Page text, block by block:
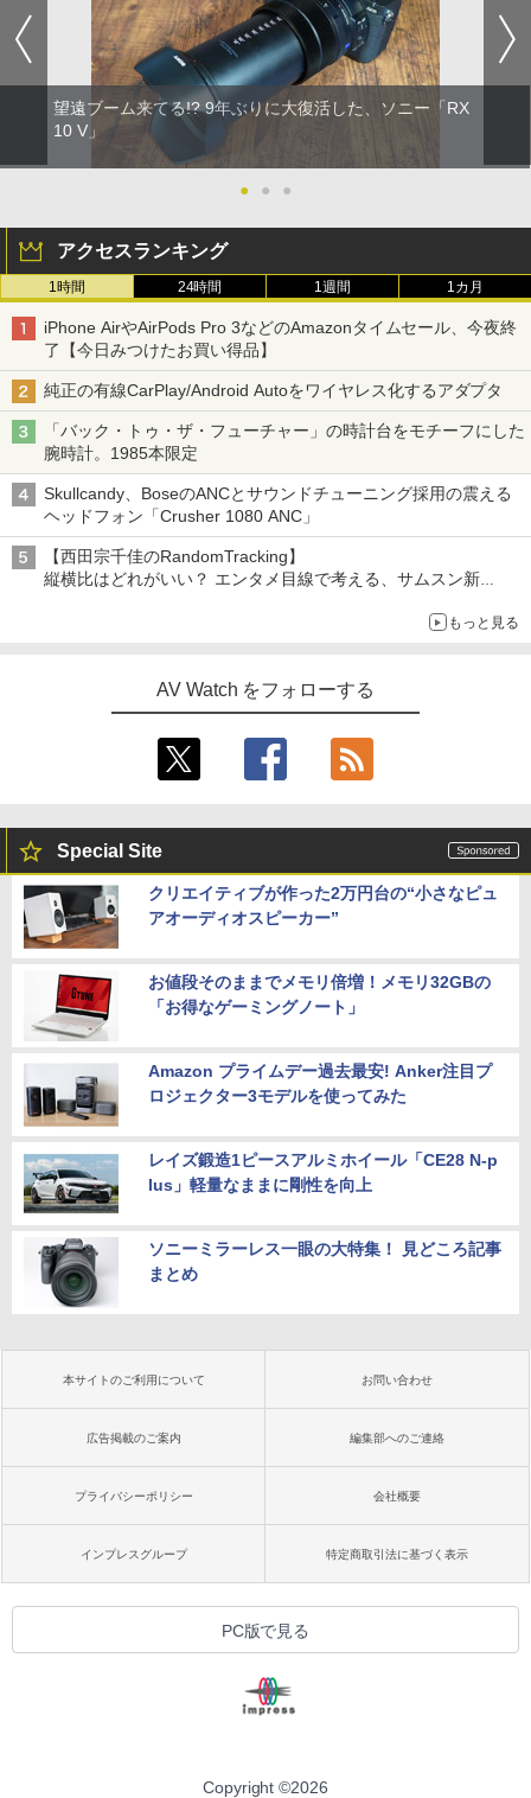
望遠ブーム来てる!? 9年ぶりに大復活した、ソニー「RX
10 V」
● ● ●
アクセスランキング
1時間 24時間 1週間 1カ月
iPhone AirやAirPods Pro 3などのAmazonタイムセール、今夜終
了【今日みつけたお買い得品】
純正の有線CarPlay/Android Autoをワイヤレス化するアダプタ
「バック・トゥ・ザ・フューチャー」の時計台をモチーフにした
腕時計。1985本限定
Skullcandy、BoseのANCとサウンドチューニング採用の震える
ヘッドフォン「Crusher 1080 ANC」
【西田宗千佳のRandomTracking】
縦横比はどれがいい？ エンタメ目線で考える、サムスン新
もっと見る
AV Watch をフォローする
Special Site
クリエイティブが作った2万円台の“小さなピュ
アオーディオスピーカー”
お値段そのままでメモリ倍増！メモリ32GBの
「お得なゲーミングノート」
Amazon プライムデー過去最安! Anker注目プ
ロジェクター3モデルを使ってみた
レイズ鍛造1ピースアルミホイール「CE28 N-p
lus」軽量なままに剛性を向上
ソニーミラーレス一眼の大特集！ 見どころ記事
まとめ
本サイトのご利用について お問い合わせ
広告掲載のご案内 編集部へのご連絡
プライバシーポリシー 会社概要
インプレスグループ 特定商取引法に基づく表示
PC版で見る
Copyright ©2026